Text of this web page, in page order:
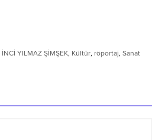
İNCİ YILMAZ ŞİMŞEK, Kültür, röportaj, Sanat